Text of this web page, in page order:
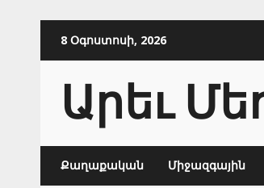
8 Օգոստոսի, 2026
Արեւ
Քաղաքական Միջազգային